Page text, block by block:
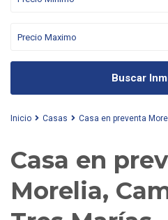
Buscar
Inicio Casas Casa en preventa
Casa en
Morelia,